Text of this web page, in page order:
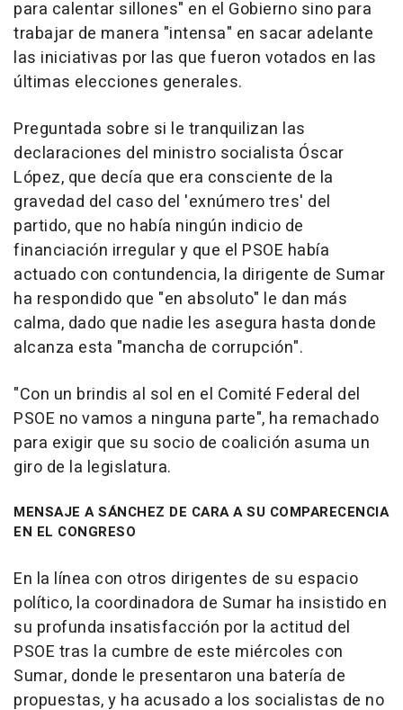
para calentar sillones" en el Gobierno sino para
trabajar de manera "intensa" en sacar adelante
las iniciativas por las que fueron votados en las
últimas elecciones generales.
Preguntada sobre si le tranquilizan las
declaraciones del ministro socialista Óscar
López, que decía que era consciente de la
gravedad del caso del 'exnúmero tres' del
partido, que no había ningún indicio de
financiación irregular y que el PSOE había
actuado con contundencia, la dirigente de Sumar
ha respondido que "en absoluto" le dan más
calma, dado que nadie les asegura hasta donde
alcanza esta "mancha de corrupción".
"Con un brindis al sol en el Comité Federal del
PSOE no vamos a ninguna parte", ha remachado
para exigir que su socio de coalición asuma un
giro de la legislatura.
MENSAJE A SÁNCHEZ DE CARA A SU COMPARECENCIA
EN EL CONGRESO
En la línea con otros dirigentes de su espacio
político, la coordinadora de Sumar ha insistido en
su profunda insatisfacción por la actitud del
PSOE tras la cumbre de este miércoles con
Sumar, donde le presentaron una batería de
propuestas, y ha acusado a los socialistas de no